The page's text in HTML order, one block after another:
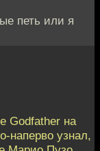
петь или я
Godfather на
наперво узнал,